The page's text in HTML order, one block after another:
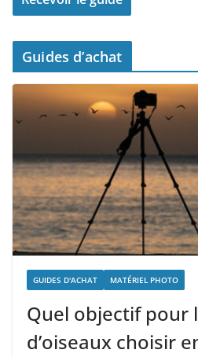
Guides d’achat
GUIDES D'ACHAT MATÉRIEL PHOTO
Quel objectif pour
d’oiseaux choisir